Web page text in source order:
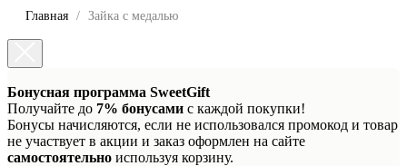
Главная Зайка с медалью
Бонусная программа SweetGift
Получайте до 7% бонусами с каждой покупки!
Бонусы начисляются, если не использовался промокод и товар
не участвует в акции и заказ оформлен на сайте
самостоятельно используя корзину.